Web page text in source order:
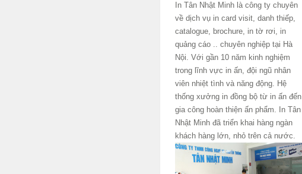
In Tân Nhật Minh là công ty chuyên
về dịch vụ in card visit, danh thiếp,
catalogue, brochure, in tờ rơi, in
quảng cáo .. chuyên nghiệp tại Hà
Nội. Với gần 10 năm kinh nghiệm
trong lĩnh vực in ấn, đội ngũ nhân
viên nhiệt tình và năng động. Hệ
thống xưởng in đồng bộ từ in ấn đến
gia công hoàn thiện ấn phẩm. In Tân
Nhật Minh đã triển khai hàng ngàn
khách hàng lớn, nhỏ trên cả nước.